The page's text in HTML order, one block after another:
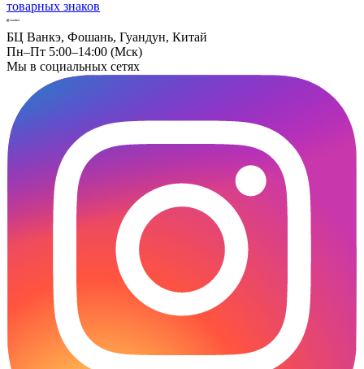
товарных знаков
БЦ Ванкэ, Фошань, Гуандун, Китай
Пн–Пт 5:00–14:00 (Мск)
Мы в социальных сетях